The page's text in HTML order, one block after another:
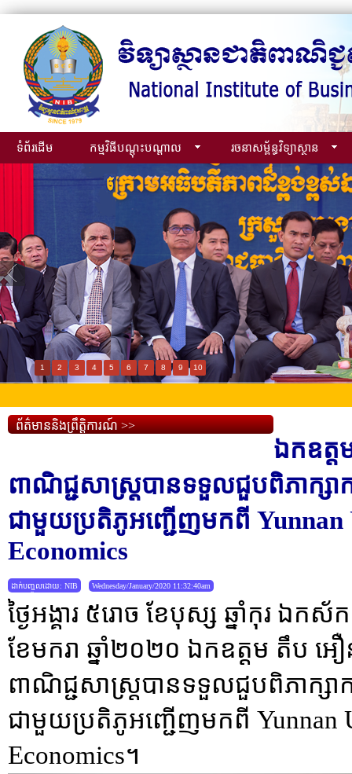
ទំព័រដើម កម្មវិធីបណ្ដុះបណ្ដាល រចនាសម្ព័ន្ធវិទ្យាស្ថាន
1 2 3 4 5 6 7 8 9 10
ព័ត៌មាននិងព្រឹត្តិការណ៍ >>
ឯកឧត្ត
ពាណិជ្ជសាស្រ្តបានទទួលជួបពិភាក្សាក
ជាមួយប្រតិភូអញ្ជើញមកពី Yunnan
Economics
ដាក់បញ្ចូលដោយ: NIB Wednesday/January/2020 11:32:40am
ថ្ងៃអង្គារ ៥រោច ខែបុស្ស ឆ្នាំកុរ ឯ
ខែមករា ឆ្នាំ២០២០ ឯកឧត្តម តឹប អឿ
ពាណិជ្ជសាស្រ្តបានទទួលជួបពិភាក្សាក
ជាមួយប្រតិភូអញ្ជើញមកពី Yunnan
Economics។